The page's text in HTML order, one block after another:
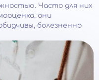
Часто для них
они
болезненно